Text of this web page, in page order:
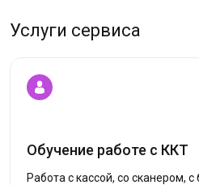
Услуги сервиса
Обучение работе с ККТ
Работа с кассой, со сканером,